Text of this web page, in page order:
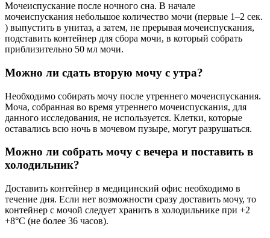
Мочеиспускание после ночного сна. В начале
мочеиспускания небольшое количество мочи (первые 1–2 сек.
) выпустить в унитаз, а затем, не прерывая мочеиспускания,
подставить контейнер для сбора мочи, в который собрать
приблизительно 50 мл мочи.
Можно ли сдать вторую мочу с утра?
Необходимо собирать мочу после утреннего мочеиспускания.
Моча, собранная во время утреннего мочеиспускания, для
данного исследования, не используется. Клетки, которые
оставались всю ночь в мочевом пузыре, могут разрушаться.
Можно ли собрать мочу с вечера и поставить в
холодильник?
Доставить контейнер в медицинский офис необходимо в
течение дня. Если нет возможности сразу доставить мочу, то
контейнер с мочой следует хранить в холодильнике при +2
+8°C (не более 36 часов).